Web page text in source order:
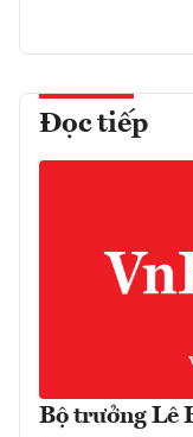
Đọc tiếp
Bộ trưởng Lê